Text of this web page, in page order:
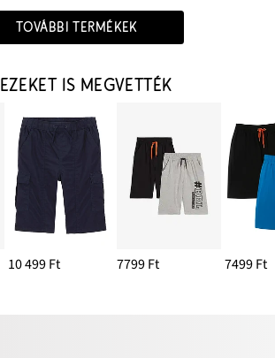
TOVÁBBI TERMÉKEK
IS MEGVETTÉK
10 499 Ft 7799 Ft 7499 Ft